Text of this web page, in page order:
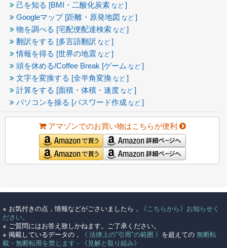
己を知る [BMI・二酸化炭素 など ]
Googleマップ [距離・原発地図 など ]
物を調べる [宅配便配達検索 など ]
翻訳をする [多言語翻訳 など ]
情報を得る [世界の地震 など ]
頭を休める/Coffee Break [ゲーム など ]
文字を変換する [全半角変換 など ]
計算をする [面積・体積・速度 など ]
パソコンを操る [パスワード作成 など ]
アマゾンでのお買い物はこちらが便利
● お気付きの点，情報などがごさいましたら，
《こちらから》お知らせく
ださい。
● ご質問にはお答え致しかねます。ご了承ください。
● 掲載しているデータの， 《 法律上の"引用"の範囲 》 を超えての 無断転
載・無断転用を禁じます - 《見解と取り組み》